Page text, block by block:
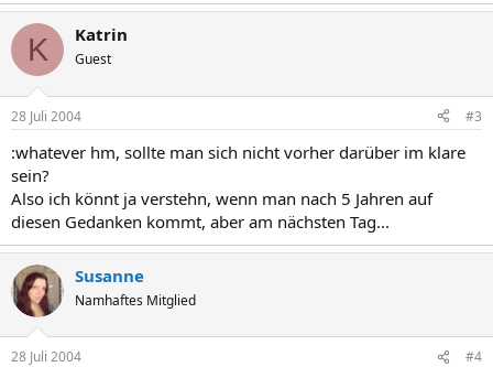
K Katrin
Guest
28 Juli 2004 #3
:whatever hm, sollte man sich nicht vorher darüber im klare
sein?
Also ich könnt ja verstehn, wenn man nach 5 Jahren auf
diesen Gedanken kommt, aber am nächsten Tag...
Susanne
Namhaftes Mitglied
28 Juli 2004 #4